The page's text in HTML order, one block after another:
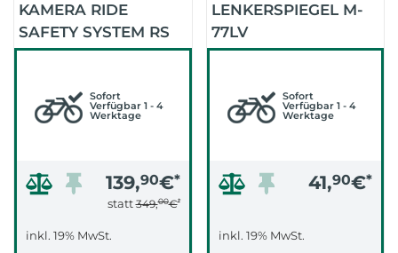
KAMERA RIDE
SAFETY SYSTEM RS
1000 (RÜCKSPIEGEL)
Sofort
Verfügbar 1 - 4
Werktage
139,90€*
statt349,00€*
inkl. 19% MwSt.
LENKERSPIEGEL M-
77LV
STANGENLÄNGE:
Sofort
Verfügbar 1 - 4
Werktage
41,90€*
inkl. 19% MwSt.